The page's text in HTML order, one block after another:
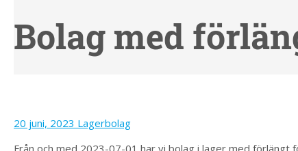
Bolag med
20 juni, 2023 Lagerbolag
Från och med 2023-07-01 har vi bolag i lager med förlängt